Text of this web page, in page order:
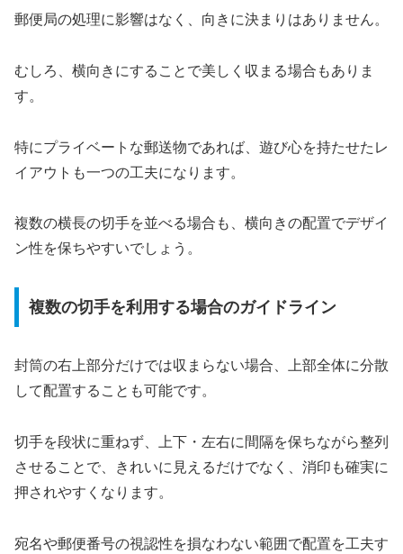
郵便局の処理に影響はなく、向きに決まりはありません。
むしろ、横向きにすることで美しく収まる場合もありま
す。
特にプライベートな郵送物であれば、遊び心を持たせたレ
イアウトも一つの工夫になります。
複数の横長の切手を並べる場合も、横向きの配置でデザイ
ン性を保ちやすいでしょう。
複数の切手を利用する場合のガイドライン
封筒の右上部分だけでは収まらない場合、上部全体に分散
して配置することも可能です。
切手を段状に重ねず、上下・左右に間隔を保ちながら整列
させることで、きれいに見えるだけでなく、消印も確実に
押されやすくなります。
宛名や郵便番号の視認性を損なわない範囲で配置を工夫す